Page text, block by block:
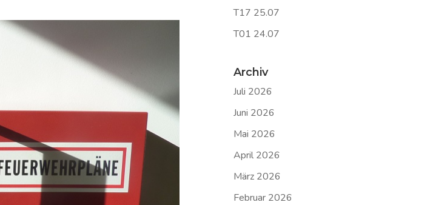
T17 25.07
T01 24.07
Archiv
Juli 2026
Juni 2026
Mai 2026
April 2026
März 2026
Februar 2026